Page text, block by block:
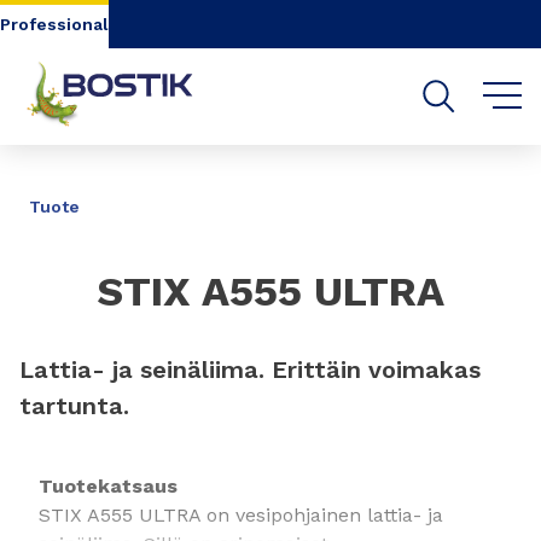
Go to content
Professional
Tuote
STIX A555 ULTRA
Lattia- ja seinäliima. Erittäin voimakas
tartunta.
Tuotekatsaus
STIX A555 ULTRA on vesipohjainen lattia- ja